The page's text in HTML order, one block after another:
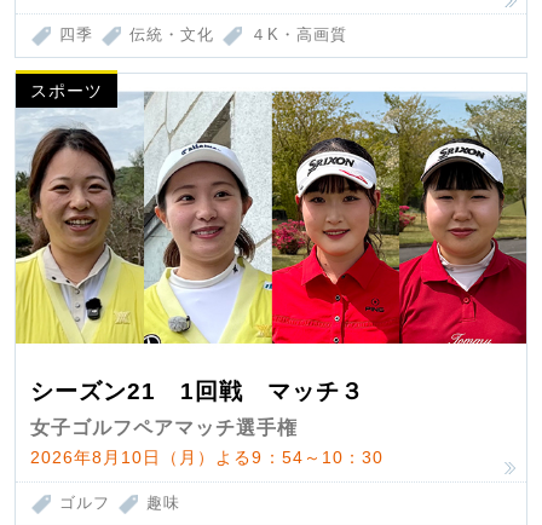
四季 伝統・文化 ４K・高画質
スポーツ
シーズン21 1回戦 マッチ３
女子ゴルフペアマッチ選手権
2026年8月10日（月）よる9：54～10：30
ゴルフ 趣味